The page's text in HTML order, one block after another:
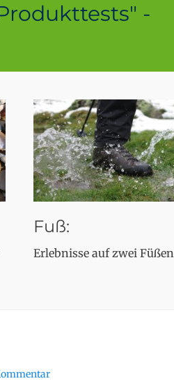
-
Fuß:
Erlebnisse auf zwei Füßen